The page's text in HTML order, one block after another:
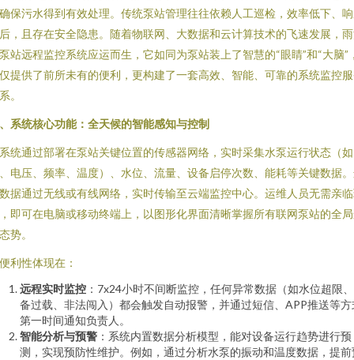
保污水得到有效处理。传统泵站管理往往依赖人工巡检，效率低下、
，且存在安全隐患。随着物联网、大数据和云计算技术的飞速发展，
站远程监控系统应运而生，它如同为泵站装上了智慧的“眼睛”和“大脑”
提供了前所未有的便利，更构建了一套高效、智能、可靠的系统监控
。
系统核心功能：全天候的智能感知与控制
统通过部署在泵站关键位置的传感器网络，实时采集水泵运行状态（
电压、频率、温度）、水位、流量、设备启停次数、能耗等关键数据
据通过无线或有线网络，实时传输至云端监控中心。运维人员无需亲
即可在电脑或移动终端上，以图形化界面清晰掌握所有联网泵站的全
势。
利性体现在：
远程实时监控 ：7x24小时不间断监控，任何异常数据（如水位超限
备过载、非法闯入）都会触发自动报警，并通过短信、APP推送等方
第一时间通知负责人。
智能分析与预警 ：系统内置数据分析模型，能对设备运行趋势进行预
测，实现预防性维护。例如，通过分析水泵的振动和温度数据，提前